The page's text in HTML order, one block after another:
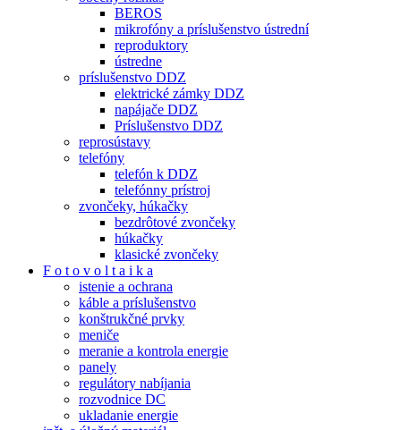
BEROS
mikrofóny a príslušenstvo ústrední
reproduktory
ústredne
príslušenstvo DDZ
elektrické zámky DDZ
napájače DDZ
Príslušenstvo DDZ
reprosústavy
telefóny
telefón k DDZ
telefónny prístroj
zvončeky, húkačky
bezdrôtové zvončeky
húkačky
klasické zvončeky
F o t o v o l t a i k a
istenie a ochrana
káble a príslušenstvo
konštrukčné prvky
meniče
meranie a kontrola energie
panely
regulátory nabíjania
rozvodnice DC
ukladanie energie